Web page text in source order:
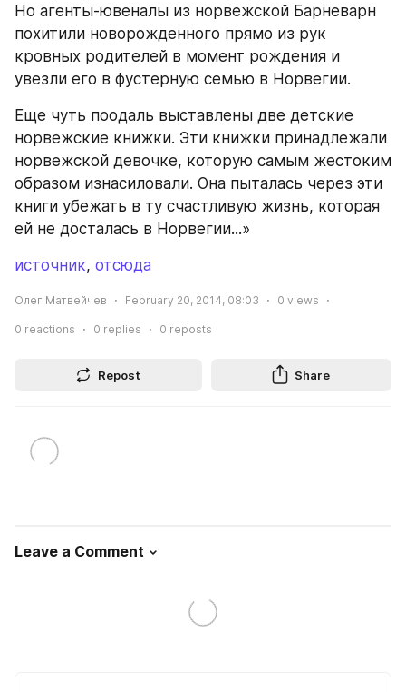
Но агенты-ювеналы из норвежской Барневарн
похитили новорожденного прямо из рук
кровных родителей в момент рождения и
увезли его в фустерную семью в Норвегии.
Еще чуть поодаль выставлены две детские
норвежские книжки. Эти книжки принадлежали
норвежской девочке, которую самым жестоким
образом изнасиловали. Она пыталась через эти
книги убежать в ту счастливую жизнь, которая
ей не досталась в Норвегии...»
источник, отсюда
Олег Матвейчев February 20, 2014, 08:03 0 views
0 reactions 0 replies 0 reposts
Repost Share
Leave a Comment